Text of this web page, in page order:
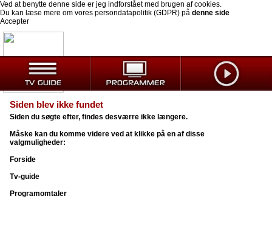
Ved at benytte denne side er jeg indforstået med brugen af cookies.
Du kan læse mere om vores persondatapolitik (GDPR) på denne side
Accepter
Siden blev ikke fundet
Siden du søgte efter, findes desværre ikke længere.
Måske kan du komme videre ved at klikke på en af disse
valgmuligheder:
Forside
Tv-guide
Programomtaler